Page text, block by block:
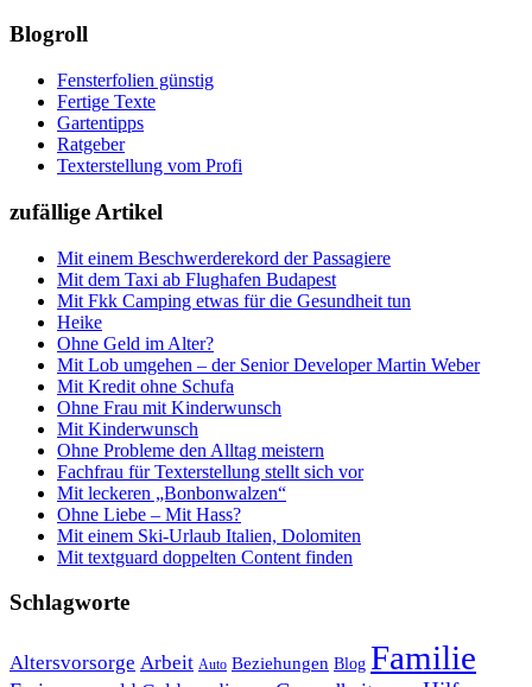
Blogroll
Fensterfolien günstig
Fertige Texte
Gartentipps
Ratgeber
Texterstellung vom Profi
zufällige Artikel
Mit einem Beschwerderekord der Passagiere
Mit dem Taxi ab Flughafen Budapest
Mit Fkk Camping etwas für die Gesundheit tun
Heike
Ohne Geld im Alter?
Mit Lob umgehen – der Senior Developer Martin Weber
Mit Kredit ohne Schufa
Ohne Frau mit Kinderwunsch
Mit Kinderwunsch
Ohne Probleme den Alltag meistern
Fachfrau für Texterstellung stellt sich vor
Mit leckeren „Bonbonwalzen“
Ohne Liebe – Mit Hass?
Mit einem Ski-Urlaub Italien, Dolomiten
Mit textguard doppelten Content finden
Schlagworte
Altersvorsorge Arbeit Auto Beziehungen Blog Familie